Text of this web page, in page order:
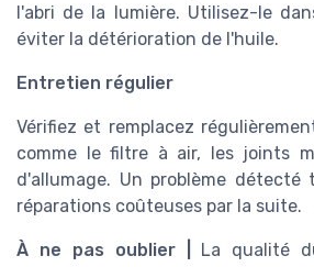
l'abri de la lumière. Utilisez-le
éviter la détérioration de l'huile.
Entretien régulier
Vérifiez et remplacez
comme le filtre à air, les joints
d'allumage. Un problème
réparations coûteuses par la suite.
À ne pas oublier |
La qualité